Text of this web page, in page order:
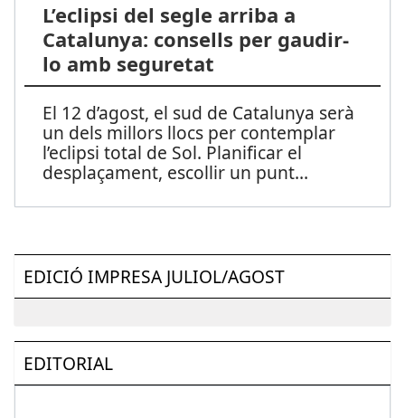
L’eclipsi del segle arriba a
Catalunya: consells per gaudir-
lo amb seguretat
El 12 d’agost, el sud de Catalunya serà
un dels millors llocs per contemplar
l’eclipsi total de Sol. Planificar el
desplaçament, escollir un punt...
EDICIÓ IMPRESA JULIOL/AGOST
EDITORIAL